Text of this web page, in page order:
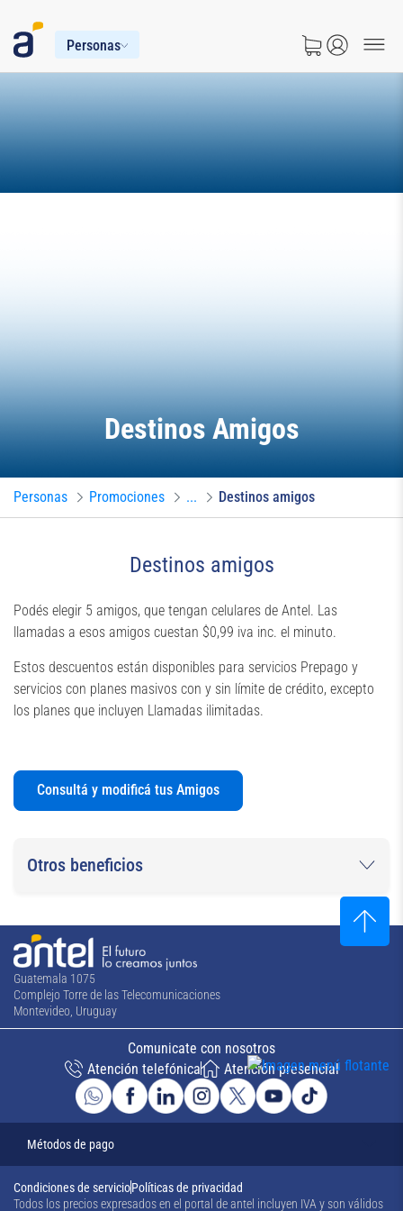
Personas
Destinos Amigos
Personas Promociones ... Destinos amigos
Destinos amigos
Podés elegir 5 amigos, que tengan celulares de Antel. Las
llamadas a esos amigos cuestan $0,99 iva inc. el minuto.
Estos descuentos están disponibles para servicios Prepago y
servicios con planes masivos con y sin límite de crédito, excepto
los planes que incluyen Llamadas ilimitadas.
Consultá y modificá tus Amigos
Otros beneficios
Guatemala 1075
Complejo Torre de las Telecomunicaciones
Montevideo, Uruguay
Comunicate con nosotros
Atención telefónica
Atención presencial
Métodos de pago
Todos los precios expresados en el portal de antel incluyen IVA y son válidos
Condiciones de servicioPolíticas de privacidad